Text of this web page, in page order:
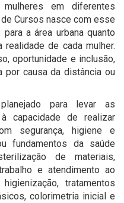
em diferentes
Cursos nasce com esse
a área urbana quanto
realidade de cada mulher.
oportunidade e inclusão,
por causa da distância ou
para levar as
capacidade de realizar
segurança, higiene e
fundamentos da saúde
de materiais,
e atendimento ao
tratamentos
colorimetria inicial e